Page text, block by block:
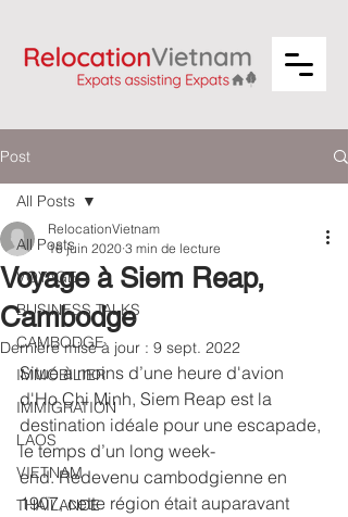
Post
All Posts
VOYAGE
BUSINESS TALKS
CAMBODGE
IMMOBILIER
IMMIGRATION
LAOS
VIETNAM
THAÏLANDE
All Posts
Voyage à Siem Reap,
Cambodge
RelocationVietnam
16 juin 2020 3 min de lecture
Dernière mise à jour : 9 sept. 2022
Situé à moins d’une heure d'avion
d'Ho Chi Minh, Siem Reap est la
destination idéale pour une escapade,
le temps d’un long week-
end. Redevenu cambodgienne en
1907, cette région était auparavant